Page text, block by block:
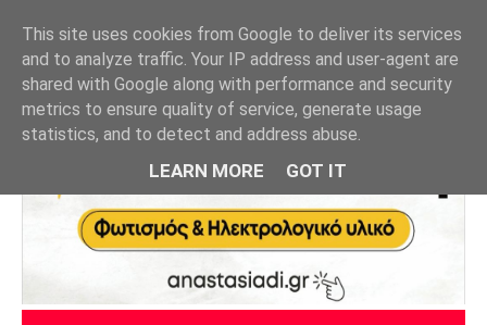
This site uses cookies from Google to deliver its services
and to analyze traffic. Your IP address and user-agent are
shared with Google along with performance and security
metrics to ensure quality of service, generate usage
statistics, and to detect and address abuse.
LEARN MORE GOT IT